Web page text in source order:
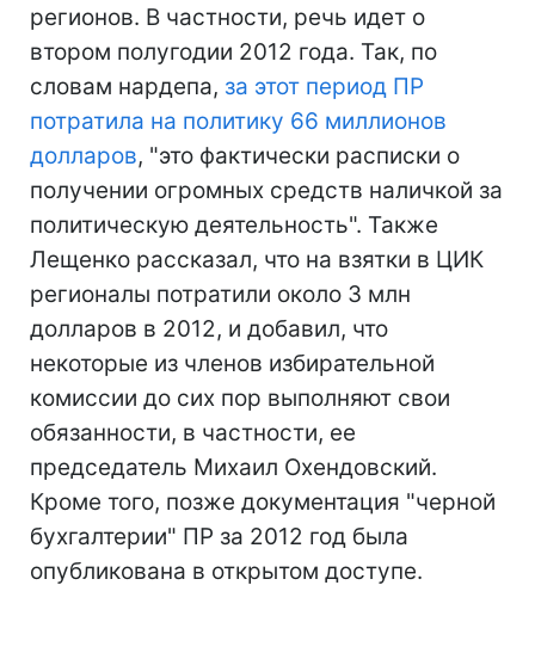
регионов. В частности, речь идет о
втором полугодии 2012 года. Так, по
словам нардепа, за этот период ПР
потратила на политику 66 миллионов
долларов, "это фактически расписки о
получении огромных средств наличкой за
политическую деятельность". Также
Лещенко рассказал, что на взятки в ЦИК
регионалы потратили около 3 млн
долларов в 2012, и добавил, что
некоторые из членов избирательной
комиссии до сих пор выполняют свои
обязанности, в частности, ее
председатель Михаил Охендовский.
Кроме того, позже документация "черной
бухгалтерии" ПР за 2012 год была
опубликована в открытом доступе.